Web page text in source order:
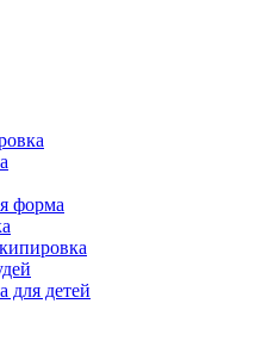
форма
для детей